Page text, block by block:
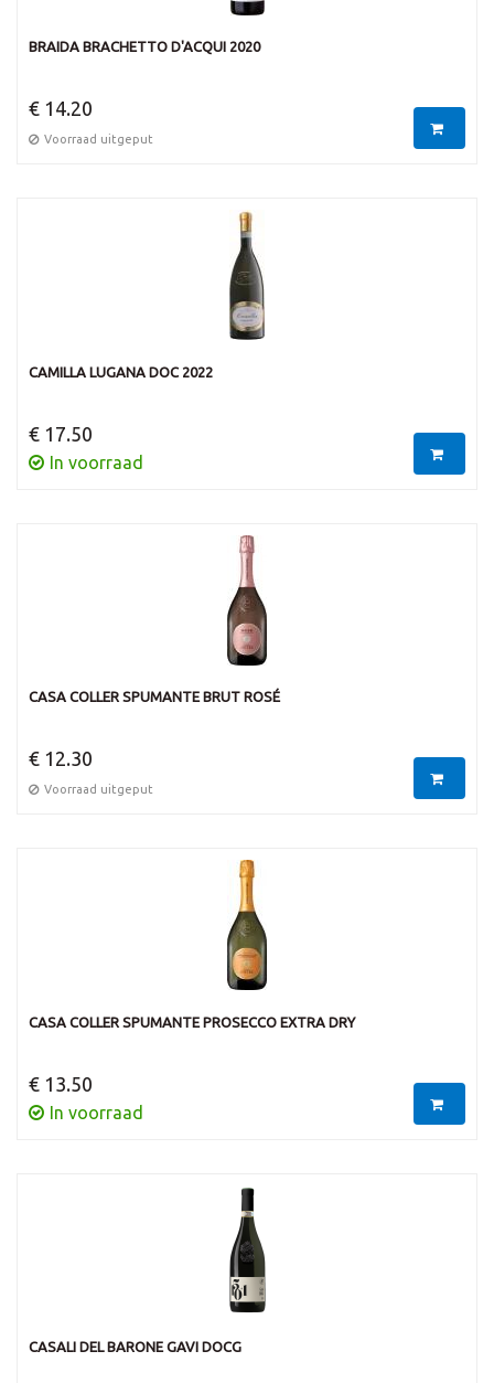
BRAIDA BRACHETTO D'ACQUI 2020
€ 14.20
Voorraad uitgeput
CAMILLA LUGANA DOC 2022
€ 17.50
In voorraad
CASA COLLER SPUMANTE BRUT ROSÉ
€ 12.30
Voorraad uitgeput
CASA COLLER SPUMANTE PROSECCO EXTRA DRY
€ 13.50
In voorraad
CASALI DEL BARONE GAVI DOCG